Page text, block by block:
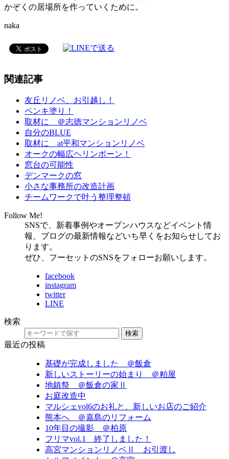
かぞくの居場所を作っていくために。
naka
関連記事
友丘リノベ、お引越し！
ペンキ塗り！
取材に ＠志徳マンションリノベ
自分のBLUE
取材に at平和マンションリノベ
オークの幅広ヘリンボーン！
窓台の可能性
デンマークの窓
小さな事務所の改造計画
チームワークで叶う整理整頓
Follow Me!
SNSで、新着事例やオープンハウスなどイベント情
報、ブログの最新情報などいち早くをお知らせしてお
ります。
ぜひ、フーセットのSNSをフォローお願いします。
facebook
instagram
twitter
LINE
検索
検索
最近の投稿
基礎が完成しました ＠飯倉
新しいストーリーの始まり ＠粕屋
地鎮祭 ＠飯倉の家Ⅱ
お庭改造中
マルシェvol6のお礼と、新しいお店のご紹介
熊本へ ＠嘉島のリフォーム
10年目の撮影 ＠柏原
フリマvol.1 終了しました！
高宮マンションリノベⅡ お引渡し